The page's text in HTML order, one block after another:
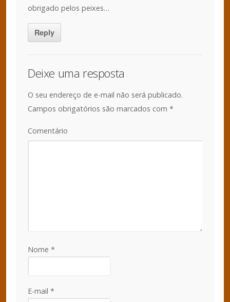
obrigado pelos peixes…
Reply
Deixe uma resposta
O seu endereço de e-mail não será publicado.
Campos obrigatórios são marcados com *
Comentário
Nome *
E-mail *